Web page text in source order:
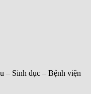
– Sinh dục – Bệnh viện